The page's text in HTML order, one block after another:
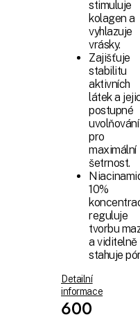
stimuluje
kolagen a
vyhlazuje
vrásky.
Zajišťuje
stabilitu
aktivních
látek a
postupné
uvolňování
pro
maximální
šetrnost.
10%
reguluje
tvorbu
a viditelně
stahuje
Detailní
informace
600